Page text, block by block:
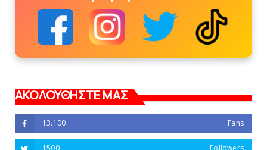
ΑΚΟΛΟΥΘΗΣΤΕ ΜΑΣ
13.100 Fans